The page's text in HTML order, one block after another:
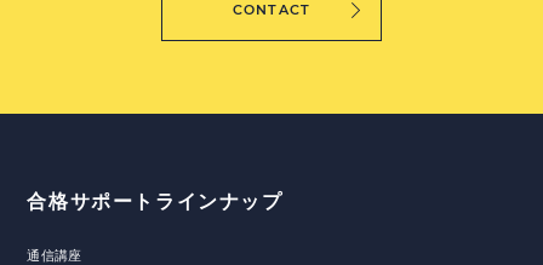
CONTACT
合格サポートラインナップ
通信講座